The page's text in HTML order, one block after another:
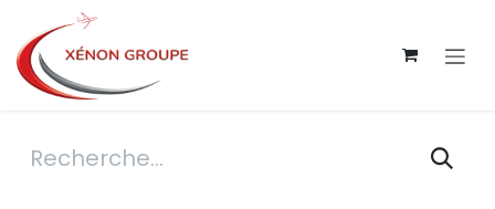
Se rendre au contenu